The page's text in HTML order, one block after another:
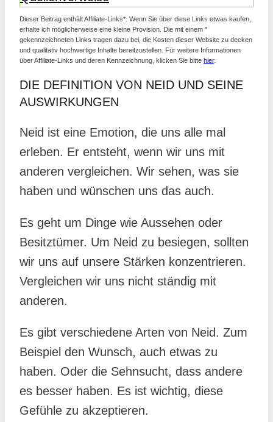
Dieser Beitrag enthält Affiliate-Links*. Wenn Sie über diese Links etwas kaufen,
erhalte ich möglicherweise eine kleine Provision. Die mit einem *
gekennzeichneten Links tragen dazu bei, die Kosten dieser Website zu decken
und qualitativ hochwertige Inhalte bereitzustellen. Für weitere Informationen
über Affiliate-Links und deren Kennzeichnung, klicken Sie bitte hier.
DIE DEFINITION VON NEID UND SEINE
AUSWIRKUNGEN
Neid ist eine Emotion, die uns alle mal
erleben. Er entsteht, wenn wir uns mit
anderen vergleichen. Wir sehen, was sie
haben und wünschen uns das auch.
Es geht um Dinge wie Aussehen oder
Besitztümer. Um Neid zu besiegen, sollten
wir uns auf unsere Stärken konzentrieren.
Vergleichen wir uns nicht ständig mit
anderen.
Es gibt verschiedene Arten von Neid. Zum
Beispiel den Wunsch, auch etwas zu
haben. Oder die Sehnsucht, dass andere
es besser haben. Es ist wichtig, diese
Gefühle zu akzeptieren.